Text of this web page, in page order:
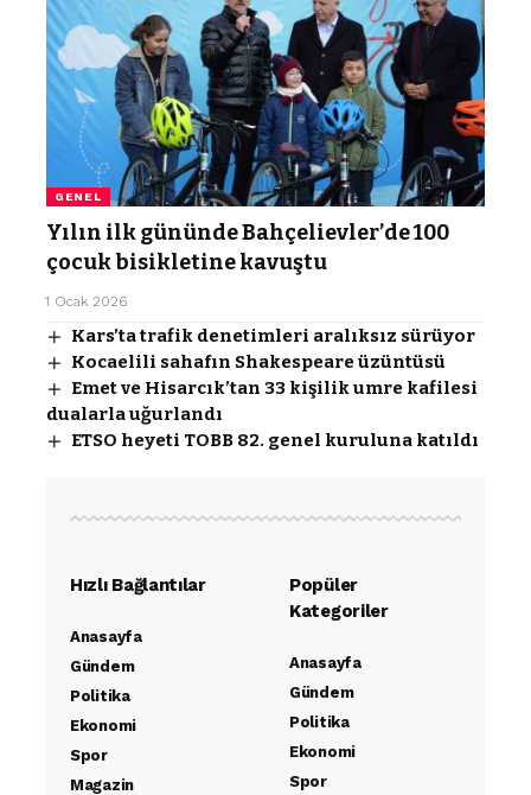
GENEL
Yılın ilk gününde Bahçelievler’de 100
çocuk bisikletine kavuştu
1 Ocak 2026
Kars’ta trafik denetimleri aralıksız sürüyor
Kocaelili sahafın Shakespeare üzüntüsü
Emet ve Hisarcık’tan 33 kişilik umre kafilesi
dualarla uğurlandı
ETSO heyeti TOBB 82. genel kuruluna katıldı
Hızlı Bağlantılar
Anasayfa
Gündem
Politika
Ekonomi
Spor
Magazin
Popüler
Kategoriler
Anasayfa
Gündem
Politika
Ekonomi
Spor